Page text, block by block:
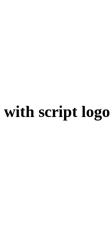
with script logo